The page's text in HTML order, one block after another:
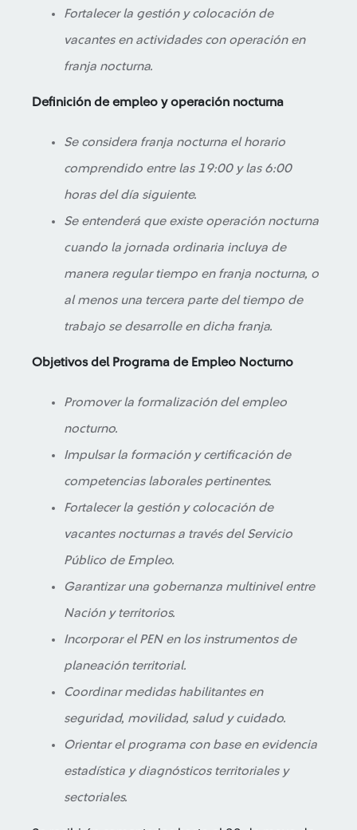
Fortalecer la gestión y colocación de
vacantes en actividades con operación en
franja nocturna.
Definición de empleo y operación nocturna
Se considera franja nocturna el horario
comprendido entre las 19:00 y las 6:00
horas del día siguiente.
Se entenderá que existe operación nocturna
cuando la jornada ordinaria incluya de
manera regular tiempo en franja nocturna, o
al menos una tercera parte del tiempo de
trabajo se desarrolle en dicha franja.
Objetivos del Programa de Empleo Nocturno
Promover la formalización del empleo
nocturno.
Impulsar la formación y certificación de
competencias laborales pertinentes.
Fortalecer la gestión y colocación de
vacantes nocturnas a través del Servicio
Público de Empleo.
Garantizar una gobernanza multinivel entre
Nación y territorios.
Incorporar el PEN en los instrumentos de
planeación territorial.
Coordinar medidas habilitantes en
seguridad, movilidad, salud y cuidado.
Orientar el programa con base en evidencia
estadística y diagnósticos territoriales y
sectoriales.